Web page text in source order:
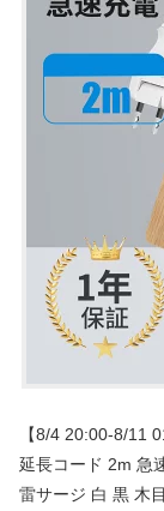
【8/4 20:00-8/11
延長コード 2m 急
雷サージ 白 黒 木